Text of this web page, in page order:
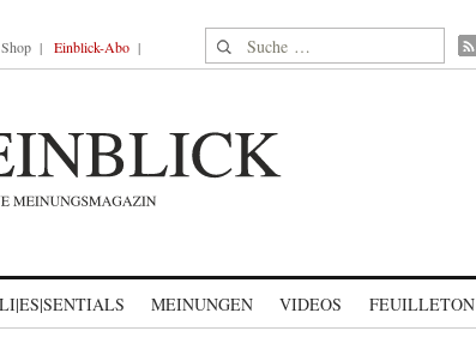
Shop Einblick-Abo Suche nach:
MEINUNGEN VIDEOS FEUILLETON